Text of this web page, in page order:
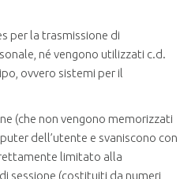
per la trasmissione di
né vengono utilizzati c.d.
ovvero sistemi per il
(che non vengono memorizzati
dell’utente e svaniscono con
limitato alla
sessione (costituiti da numeri